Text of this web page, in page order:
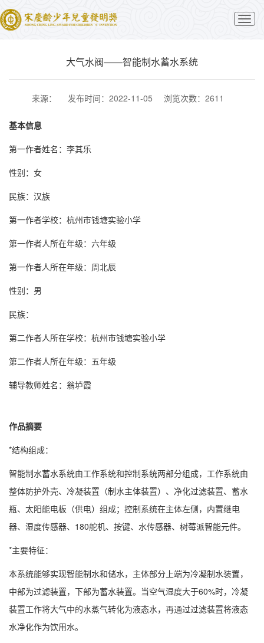
切
换
大气水阀——智能制水蓄水系统
来源： 发布时间：2022-11-05 浏览次数：2611
基本信息
第一作者姓名：李其乐
性别：女
民族：汉族
第一作者学校：杭州市钱塘实验小学
第一作者人所在年级：六年级
第一作者人所在年级：周北辰
性别：男
民族：
第二作者人所在学校：杭州市钱塘实验小学
第二作者人所在年级：五年级
辅导教师姓名：翁垆霞
作品摘要
*结构组成：
智能制水蓄水系统由工作系统和控制系统两部分组成，工作系统由
整体防护外壳、冷凝装置（制水主体装置）、净化过滤装置、蓄水
瓶、太阳能电板（供电）组成；控制系统在主体左侧，内置继电
器、湿度传感器、180舵机、按键、水传感器、树莓派智能元件。
*主要特征：
本系统能够实现智能制水和储水，主体部分上端为冷凝制水装置，
中部为过滤装置，下部为蓄水装置。当空气湿度大于60%时，冷凝
装置工作将大气中的水蒸气转化为液态水，再通过过滤装置将液态
水净化作为饮用水。